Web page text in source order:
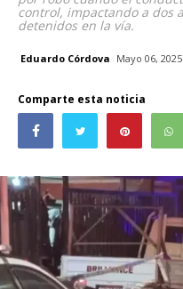
control, impactando a dos
detenidos en la vía.
Eduardo Córdova Mayo 06, 2025
Comparte esta noticia